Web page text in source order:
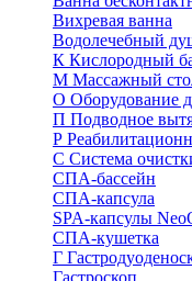
Вихревая ванна
Водолечебный
К Кислородный
М Массажный
О Оборудование
П Подводное
Р
С Система
СПА-бассейн
СПА-капсула
SPA-капсулы
СПА-кушетка
Г
Гастроскоп